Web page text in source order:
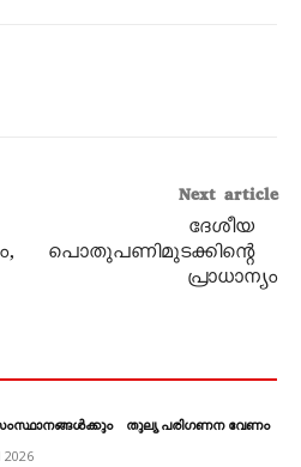
Next article
ദേശീയ
പൊതുപണിമുടക്കിന്റെ
പ്രാധാന്യം
തുല്യ പരിഗണന വേണം
2026